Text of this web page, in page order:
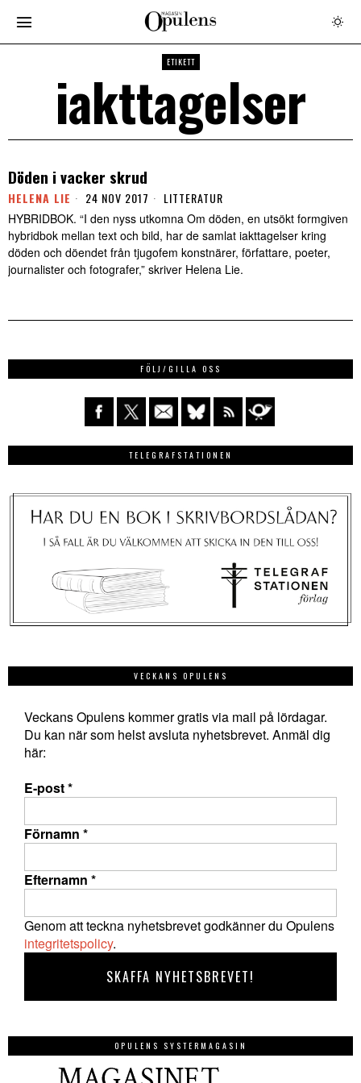
ETIKETT
iakttagelser
Döden i vacker skrud
HELENA LIE 24 NOV 2017 LITTERATUR
HYBRIDBOK. “I den nyss utkomna Om döden, en utsökt formgiven
hybridbok mellan text och bild, har de samlat iakttagelser kring
döden och döendet från tjugofem konstnärer, författare, poeter,
journalister och fotografer,” skriver Helena Lie.
FÖLJ/GILLA OSS
TELEGRAFSTATIONEN
VECKANS OPULENS
Veckans Opulens kommer gratis via mail på lördagar.
Du kan när som helst avsluta nyhetsbrevet. Anmäl dig
här:
E-post*
Förnamn *
Efternamn *
Genom att teckna nyhetsbrevet godkänner du Opulens
integritetspolicy.
OPULENS SYSTERMAGASIN